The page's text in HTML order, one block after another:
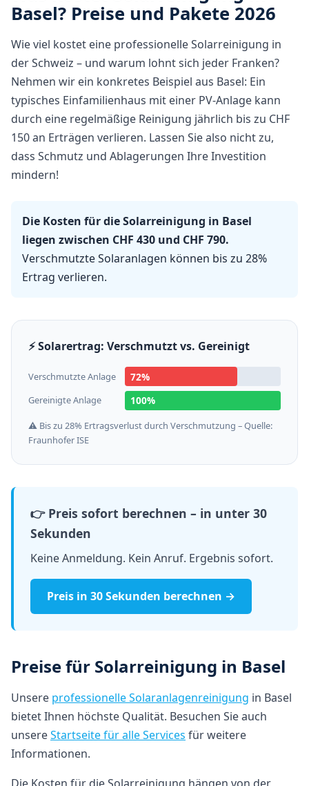
Basel? Preise und Pakete 2026
Wie viel kostet eine professionelle Solarreinigung in
der Schweiz – und warum lohnt sich jeder Franken?
Nehmen wir ein konkretes Beispiel aus Basel: Ein
typisches Einfamilienhaus mit einer PV-Anlage kann
durch eine regelmäßige Reinigung jährlich bis zu CHF
150 an Erträgen verlieren. Lassen Sie also nicht zu,
dass Schmutz und Ablagerungen Ihre Investition
mindern!
Die Kosten für die Solarreinigung in Basel
liegen zwischen CHF 430 und CHF 790.
Verschmutzte Solaranlagen können bis zu 28%
Ertrag verlieren.
⚡ Solarertrag: Verschmutzt vs. Gereinigt
Verschmutzte Anlage 72%
Gereinigte Anlage 100%
⚠️ Bis zu 28% Ertragsverlust durch Verschmutzung – Quelle:
Fraunhofer ISE
👉 Preis sofort berechnen – in unter 30
Sekunden
Keine Anmeldung. Kein Anruf. Ergebnis sofort.
Preis in 30 Sekunden berechnen →
Preise für Solarreinigung in Basel
Unsere professionelle Solaranlagenreinigung in Basel
bietet Ihnen höchste Qualität. Besuchen Sie auch
unsereStartseite für alle Services für weitere
Informationen.